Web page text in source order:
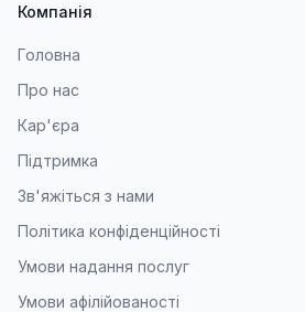
Компанія
Головна
Про нас
Кар'єра
Підтримка
Зв'яжіться з нами
Політика конфіденційності
Умови надання послуг
Умови афілійованості